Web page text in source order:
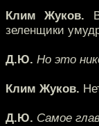
Клим Жуков.
зеленщики
Д.Ю. Но это
Клим Жуков.
Д.Ю. Самое